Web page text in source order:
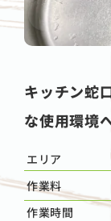
キッチン蛇
な使用環境
エリア
作業料
作業時間